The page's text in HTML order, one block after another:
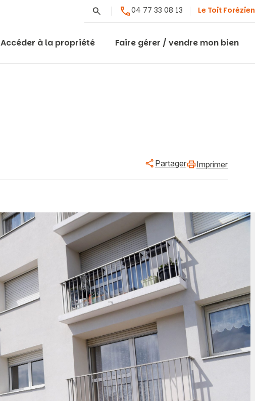
Rechercher04 77 33 08 13 Le Toit Forézien
Accéder à la propriété Faire gérer / vendre mon bien
Partager Imprimer